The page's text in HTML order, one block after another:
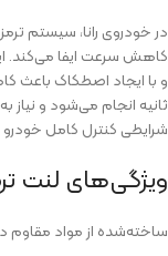
در خودروی رانا، سیستم
کاهش سرعت ایفا می‌کند.
و با ایجاد اصطکاک باعث
ثانیه انجام می‌شود و نیاز
شرایطی کنترل کامل خودرو
ویژگی‌های لنت
ساخته‌شده از مواد مقاوم